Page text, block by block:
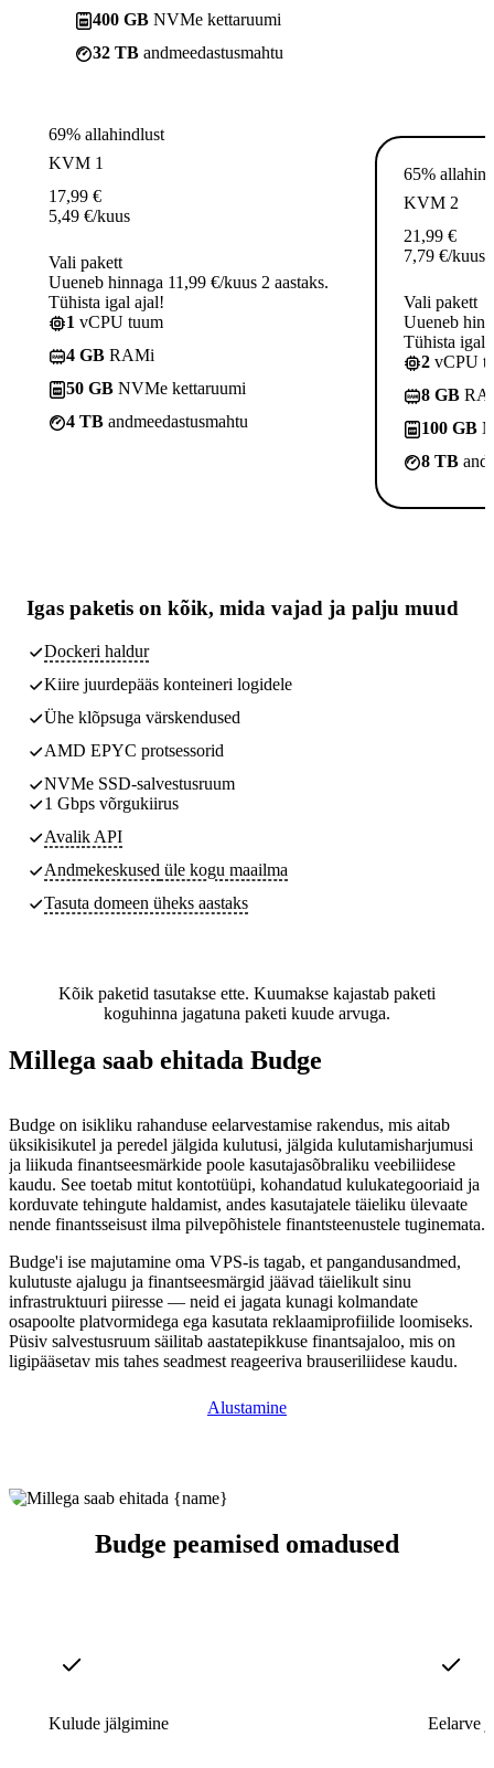
400 GB NVMe kettaruumi
32 TB andmeedastusmahtu
69% allahindlust
KVM 1
17,99 €
5,49 €/kuus
Vali pakett
Uueneb hinnaga 11,99 €/kuus 2 aastaks.
Tühista igal ajal!
1 vCPU tuum
4 GB RAMi
50 GB NVMe kettaruumi
4 TB andmeedastusmahtu
65%
KVM 2
21,99 €
7,79 €/kuus
Vali pakett
Uueneb
Tühista igal
2 vCPU
8 GB
100 GB
8 TB
Igas paketis on kõik, mida vajad ja palju muud
Dockeri haldur
Kiire juurdepääs konteineri logidele
Ühe klõpsuga värskendused
AMD EPYC protsessorid
NVMe SSD-salvestusruum
1 Gbps võrgukiirus
Avalik API
Andmekeskused üle kogu maailma
Tasuta domeen üheks aastaks
Kõik paketid tasutakse ette. Kuumakse kajastab paketi
koguhinna jagatuna paketi kuude arvuga.
Millega saab ehitada Budge
Budge on isikliku rahanduse eelarvestamise rakendus, mis aitab
üksikisikutel ja peredel jälgida kulutusi, jälgida kulutamisharjumusi
ja liikuda finantseesmärkide poole kasutajasõbraliku veebiliidese
kaudu. See toetab mitut kontotüüpi, kohandatud kulukategooriaid ja
korduvate tehingute haldamist, andes kasutajatele täieliku ülevaate
nende finantsseisust ilma pilvepõhistele finantsteenustele tuginemata.
Budge'i ise majutamine oma VPS-is tagab, et pangandusandmed,
kulutuste ajalugu ja finantseesmärgid jäävad täielikult sinu
infrastruktuuri piiresse — neid ei jagata kunagi kolmandate
osapoolte platvormidega ega kasutata reklaamiprofiilide loomiseks.
Püsiv salvestusruum säilitab aastatepikkuse finantsajaloo, mis on
ligipääsetav mis tahes seadmest reageeriva brauseriliidese kaudu.
Alustamine
Budge peamised omadused
Kulude jälgimine Eelarve